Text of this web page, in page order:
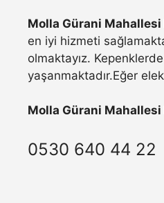
Molla Gürani Mahallesi
en iyi hizmeti
olmaktayız.
yaşanmaktadır.Eğer
Molla Gürani Mahallesi
0530 640 44 22